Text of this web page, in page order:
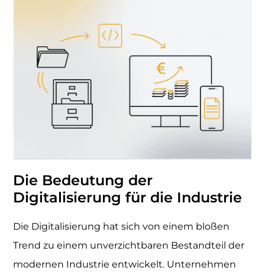
Die Bedeutung der
Digitalisierung für die Industrie
Die Digitalisierung hat sich von einem bloßen
Trend zu einem unverzichtbaren Bestandteil der
modernen Industrie entwickelt. Unternehmen